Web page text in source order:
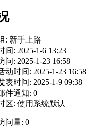
: 新手上路
间: 2025-1-6 13:23
问: 2025-1-23 16:58
动时间: 2025-1-23 16:58
表时间: 2025-1-9 09:38
件通知: 0
区: 使用系统默认
问量: 0